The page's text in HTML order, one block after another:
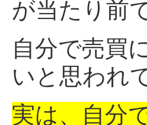
が当たり前で
自分で売買
いと思われ
実は、自分